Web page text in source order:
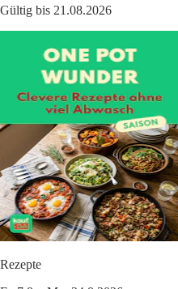
Gültig bis 21.08.2026
Rezepte